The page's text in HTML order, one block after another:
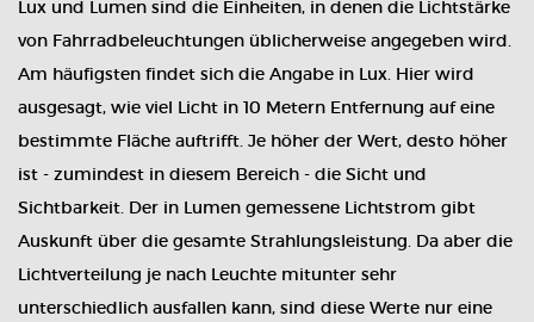
Lux und Lumen sind die Einheiten, in denen die Lichtstärke
von Fahrradbeleuchtungen üblicherweise angegeben wird.
Am häufigsten findet sich die Angabe in Lux. Hier wird
ausgesagt, wie viel Licht in 10 Metern Entfernung auf eine
bestimmte Fläche auftrifft. Je höher der Wert, desto höher
ist - zumindest in diesem Bereich - die Sicht und
Sichtbarkeit. Der in Lumen gemessene Lichtstrom gibt
Auskunft über die gesamte Strahlungsleistung. Da aber die
Lichtverteilung je nach Leuchte mitunter sehr
unterschiedlich ausfallen kann, sind diese Werte nur eine